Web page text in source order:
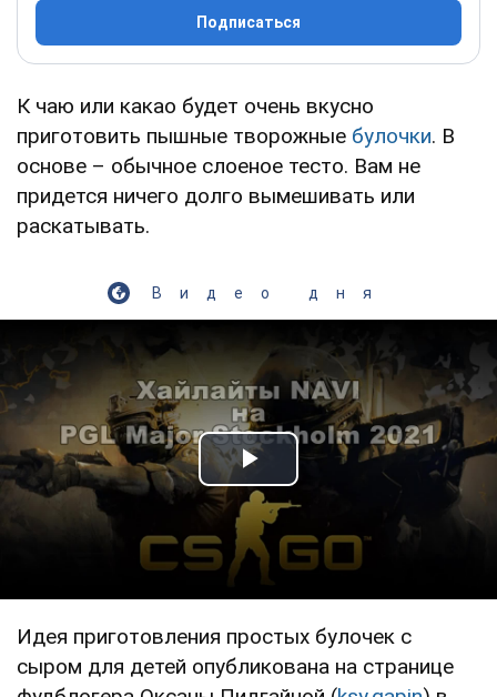
Подписаться
К чаю или какао будет очень вкусно
приготовить пышные творожные булочки. В
основе – обычное слоеное тесто. Вам не
придется ничего долго вымешивать или
раскатывать.
Видео дня
Play Video
Идея приготовления простых булочек с
сыром для детей опубликована на странице